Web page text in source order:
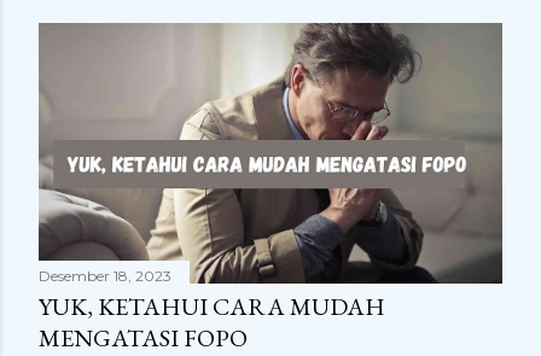
Desember 18, 2023
YUK, KETAHUI CARA MUDAH
MENGATASI FOPO